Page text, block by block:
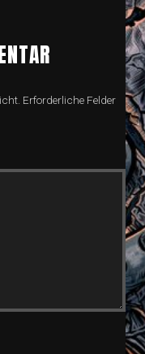
Erforderliche Felder